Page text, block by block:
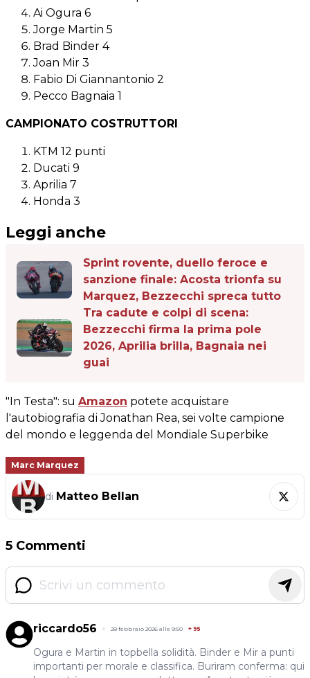
Ai Ogura 6
Jorge Martin 5
Brad Binder 4
Joan Mir 3
Fabio Di Giannantonio 2
Pecco Bagnaia 1
CAMPIONATO COSTRUTTORI
KTM 12 punti
Ducati 9
Aprilia 7
Honda 3
Leggi anche
Sprint rovente, duello feroce e
sanzione finale: Acosta trionfa su
Marquez, Bezzecchi spreca tutto
Tra cadute e colpi di scena:
Bezzecchi firma la prima pole
2026, Aprilia brilla, Bagnaia nei
guai
"In Testa": su Amazon potete acquistare
l'autobiografia di Jonathan Rea, sei volte campione
del mondo e leggenda del Mondiale Superbike
Marc Marquez
di Matteo Bellan
5 Commenti
riccardo56 28 febbraio 2026 alle 9:50 + 95
Ogura e Martin in topbella solidità. Binder e Mir a punti
importanti per morale e classifica. Buriram conferma: qui